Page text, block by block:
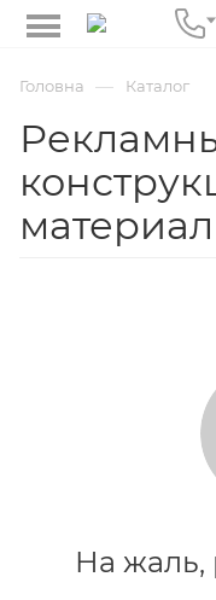
Головна — Каталог
На жаль,